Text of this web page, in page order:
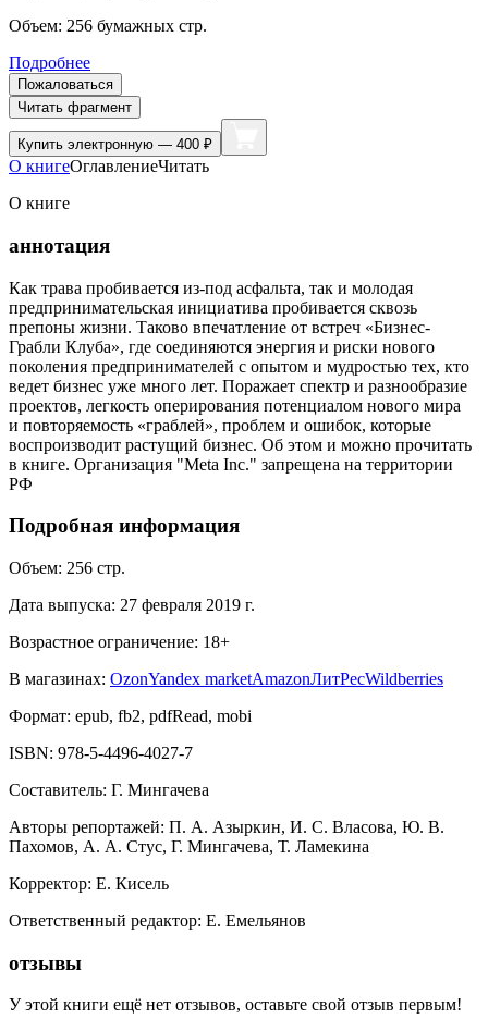
Объем: 256 бумажных стр.
Подробнее
Пожаловаться
Читать фрагмент
Купить электронную — 400 ₽
О книгеОглавлениеЧитать
О книге
аннотация
Как трава пробивается из-под асфальта, так и молодая
предпринимательская инициатива пробивается сквозь
препоны жизни. Таково впечатление от встреч «Бизнес-
Грабли Клуба», где соединяются энергия и риски нового
поколения предпринимателей с опытом и мудростью тех, кто
ведет бизнес уже много лет. Поражает спектр и разнообразие
проектов, легкость оперирования потенциалом нового мира
и повторяемость «граблей», проблем и ошибок, которые
воспроизводит растущий бизнес. Об этом и можно прочитать
в книге. Организация "Meta Inc." запрещена на территории
РФ
Подробная информация
Объем: 256 стр.
Дата выпуска: 27 февраля 2019 г.
Возрастное ограничение: 18+
В магазинах: OzonYandex marketAmazonЛитРесWildberries
Формат: epub, fb2, pdfRead, mobi
ISBN: 978-5-4496-4027-7
Составитель: Г. Мингачева
Авторы репортажей: П. А. Азыркин, И. С. Власова, Ю. В.
Пахомов, А. А. Стус, Г. Мингачева, Т. Ламекина
Корректор: Е. Кисель
Ответственный редактор: Е. Емельянов
отзывы
У этой книги ещё нет отзывов, оставьте свой отзыв первым!